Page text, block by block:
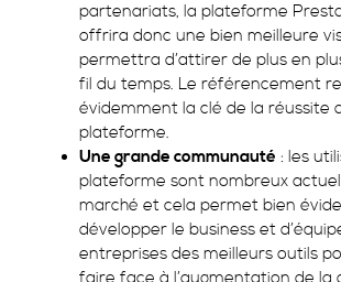
partenariats, la plateforme
offrira donc une bien meilleure
permettra d’attirer de plus en
fil du temps. Le référencement
évidemment la clé de la réussite
plateforme.
Une grande communauté : les
plateforme sont nombreux
marché et cela permet bien
développer le business et
entreprises des meilleurs outils